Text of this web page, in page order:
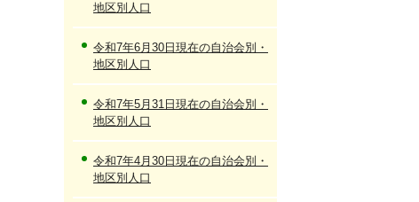
地区別人口
令和7年6月30日現在の自治会別・
地区別人口
令和7年5月31日現在の自治会別・
地区別人口
令和7年4月30日現在の自治会別・
地区別人口